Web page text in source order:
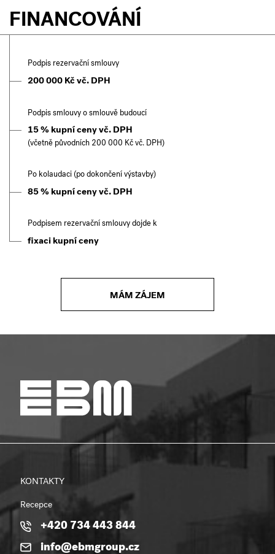
FINANCOVÁNÍ
Podpis rezervační smlouvy
200 000 Kč vč. DPH
Podpis smlouvy o smlouvě budoucí
15 % kupní ceny vč. DPH
(včetně původních 200 000 Kč vč. DPH)
Po kolaudaci (po dokončení výstavby)
85 % kupní ceny vč. DPH
Podpisem rezervační smlouvy dojde k
fixaci kupní ceny
MÁM ZÁJEM
KONTAKTY
Recepce
+420 734 443 844
info@ebmgroup.cz